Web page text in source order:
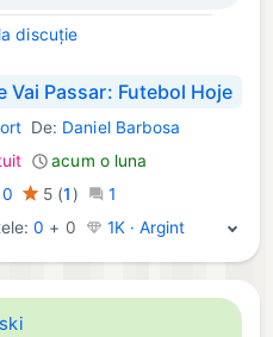
discuție
Vai Passar: Futebol Hoje
De: Daniel Barbosa
acum o luna
0 5 (1 )
1
0 + 0 1K · Argint